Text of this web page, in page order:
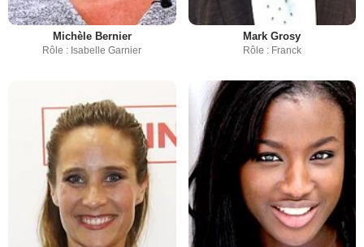
Michèle Bernier
Rôle : Isabelle Garnier
Mark Grosy
Rôle : Franck